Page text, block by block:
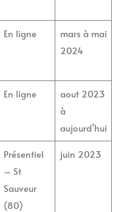
En ligne
mars à mai
2024
En ligne
aout 2023
à
aujourd’hui
Présentiel
– St
Sauveur
(80)
juin 2023